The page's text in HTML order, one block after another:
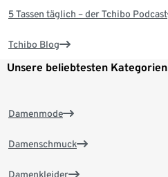
5 Tassen täglich – der Tchibo Podcast
Tchibo Blog
Unsere beliebtesten Kategorien
Damenmode
Damenschmuck
Damenkleider